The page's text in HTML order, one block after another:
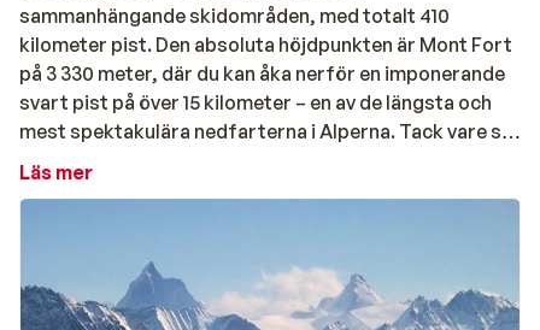
sammanhängande skidområden, med totalt 410
kilometer pist. Den absoluta höjdpunkten är Mont Fort
på 3 330 meter, där du kan åka nerför en imponerande
svart pist på över 15 kilometer – en av de längsta och
mest spektakulära nedfarterna i Alperna. Tack vare sin
höga höjd och Mont Fort-glaciären erbjuder
, Nendaz och Verbier, som alla är väl
förbundna med varandra via liftar.
Läs mer